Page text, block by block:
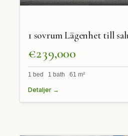
1 sovrum Lägenhet till
€239,000
1 bed 1 bath 61 m²
Detaljer →